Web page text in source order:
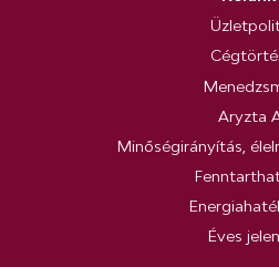
Aryzta
Minőségirányítás,
Éves